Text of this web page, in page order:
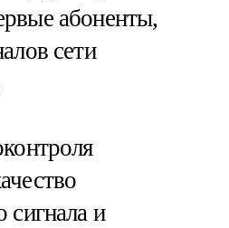
абоненты,
сети
сигнала и